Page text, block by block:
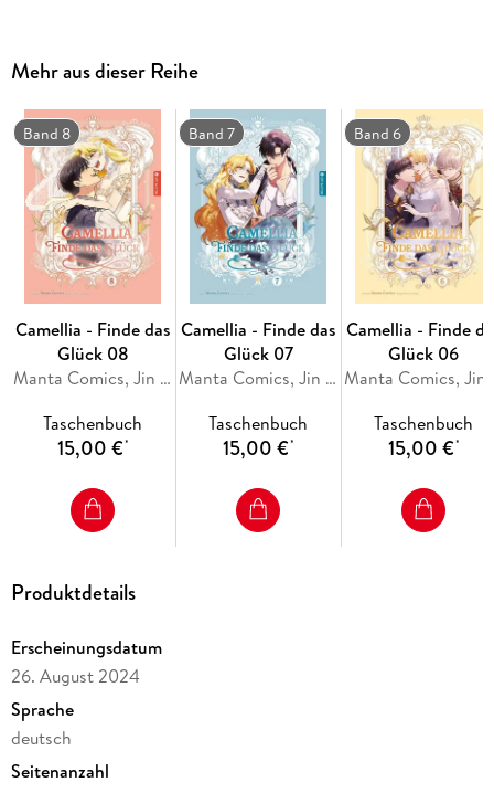
Mehr aus dieser Reihe
Band 8
Camellia - Finde das
Glück 08
Manta Comics, Jin Soye
Taschenbuch
15,00 €*
Band 7
Camellia - Finde das
Glück 07
Manta Comics, Jin Soye
Taschenbuch
15,00 €*
Band 6
Camellia - Finde
Glück 06
Taschenbuch
15,00 €*
Produktdetails
Erscheinungsdatum
26. August 2024
Sprache
deutsch
Seitenanzahl